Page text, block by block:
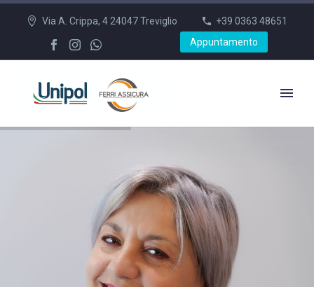
Via A. Crippa, 4 24047 Treviglio
+39 0363 48651
Appuntamento